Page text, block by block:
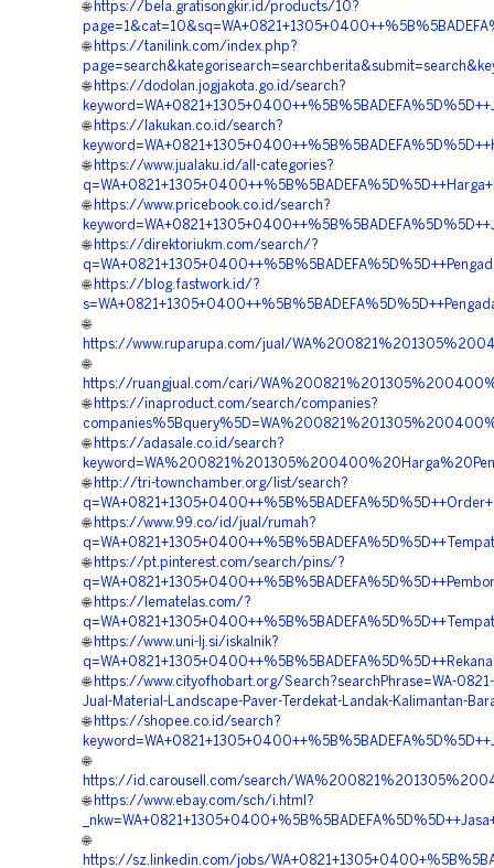
🌐 https://bela.gratisongkir.id/products/10?
🌐 https://tanilink.com/index.php?
🌐 https://dodolan.jogjakota.go.id/search?
🌐 https://lakukan.co.id/search?
🌐 https://www.jualaku.id/all-categories?
🌐 https://www.pricebook.co.id/search?
🌐 https://direktoriukm.com/search/?
🌐 https://blog.fastwork.id/?
🌐
https://www.ruparupa.com/jual/
🌐
https://ruangjual.com/cari/
🌐 https://inaproduct.com/search/companies?
🌐 https://adasale.co.id/search?
🌐 http://tri-townchamber.org/list/search?
🌐 https://www.99.co/id/jual/rumah?
🌐 https://pt.pinterest.com/search/pins/?
🌐 https://lematelas.com/?
🌐 https://www.uni-lj.si/iskalnik?
🌐 https://www.cityofhobart.org/Search?searchPhrase=WA-
Jual-Material-Landscape-Paver-Terdekat-Landak-Kalimantan-
🌐 https://shopee.co.id/search?
🌐
https://id.carousell.com/search/
🌐 https://www.ebay.com/sch/i.html?
🌐
https://sz.linkedin.com/jobs/